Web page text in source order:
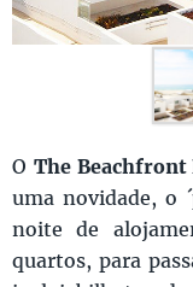
O The Beachfront
uma novidade, o
noite de
quartos, para